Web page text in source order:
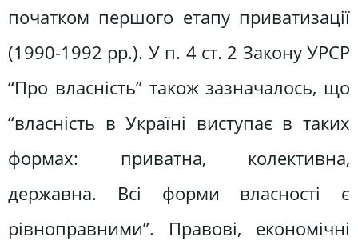
початком першого етапу приватизації
(1990-1992 рр.). У п. 4 ст. 2 Закону УРСР
“Про власність” також зазначалось, що
“власність в Україні виступає в таких
формах: приватна, колективна,
державна. Всі форми власності є
рівноправними”. Правові, економічні